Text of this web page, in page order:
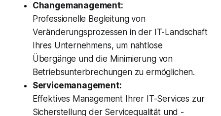
Changemanagement:
Professionelle Begleitung von
Veränderungsprozessen in der IT-Landschaft
Ihres Unternehmens, um nahtlose
Übergänge und die Minimierung von
Betriebsunterbrechungen zu ermöglichen.
Servicemanagement:
Effektives Management Ihrer IT-Services zur
Sicherstellung der Servicequalität und -